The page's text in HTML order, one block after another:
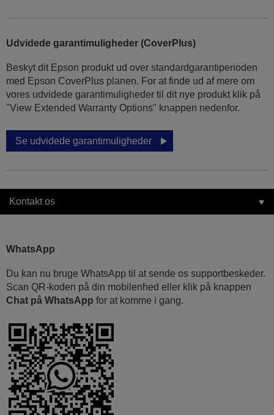
Udvidede garantimuligheder (CoverPlus)
Beskyt dit Epson produkt ud over standardgarantiperioden
med Epson CoverPlus planen. For at finde ud af mere om
vores udvidede garantimuligheder til dit nye produkt klik på
"View Extended Warranty Options" knappen nedenfor.
Se udvidede garantimuligheder
Kontakt os
WhatsApp
Du kan nu bruge WhatsApp til at sende os supportbeskeder.
Scan QR-koden på din mobilenhed eller klik på knappen
Chat på WhatsApp for at komme i gang.